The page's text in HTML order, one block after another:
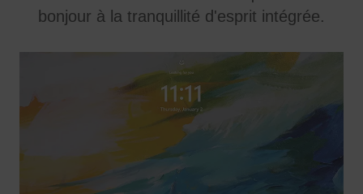
bonjour à la tranquillité d'esprit intégrée.